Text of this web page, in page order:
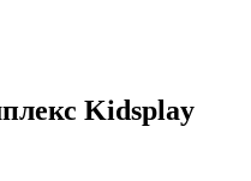
Kidsplay